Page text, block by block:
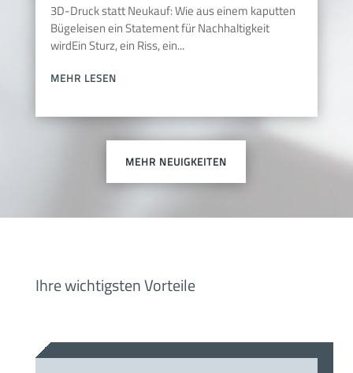
3D-Druck statt Neukauf: Wie aus einem kaputten
Bügeleisen ein Statement für Nachhaltigkeit
wirdEin Sturz, ein Riss, ein...
MEHR LESEN
MEHR NEUIGKEITEN
Ihre wichtigsten Vorteile